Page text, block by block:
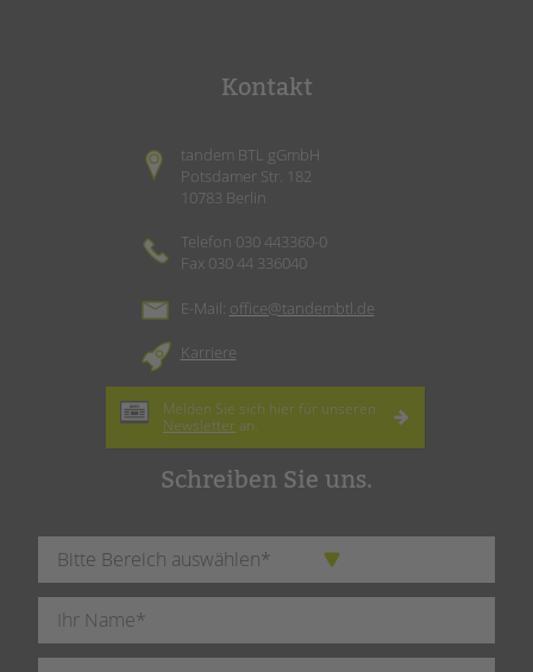
Kontakt
tandem BTL gGmbH
Potsdamer Str. 182
10783 Berlin
Telefon 030 443360-0
Fax 030 44 336040
E-Mail: office@tandembtl.de
Karriere
Melden Sie sich hier für unseren
Newsletter an.
Schreiben Sie uns.